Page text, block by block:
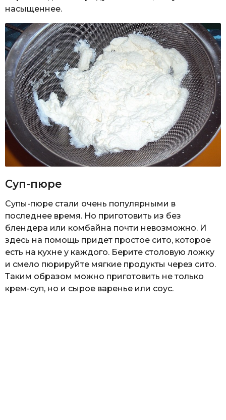
насыщеннее.
Суп-пюре
Супы-пюре стали очень популярными в
последнее время. Но приготовить из без
блендера или комбайна почти невозможно. И
здесь на помощь придет простое сито, которое
есть на кухне у каждого. Берите столовую ложку
и смело пюрируйте мягкие продукты через сито.
Таким образом можно приготовить не только
крем-суп, но и сырое варенье или соус.